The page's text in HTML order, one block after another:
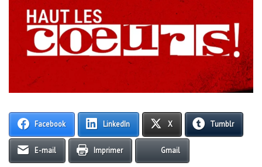
Facebook LinkedIn X Tumblr
E-mail Imprimer Gmail